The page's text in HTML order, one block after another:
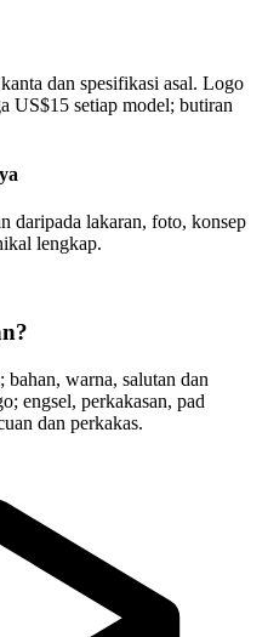
dan spesifikasi asal. Logo
US$15 setiap model; butiran
daripada lakaran, foto, konsep
lengkap.
warna, salutan dan
engsel, perkakasan, pad
dan perkakas.